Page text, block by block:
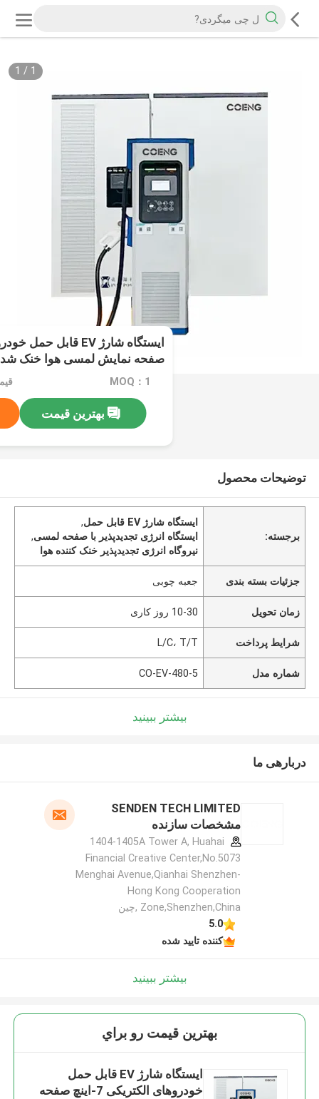
1
/
1
صفحه نمایش لمسی هوا خنک شده
پذیرMOQ：1 قیمت
بهترین قیمت
توضیحات محصول
برجسته:
ایستگاه شارژ EV قابل حمل
,
ایستگاه انرژی تجدیدپذیر با صفحه لمسی,
نیروگاه انرژی تجدیدپذیر خنک کننده هوا
جزئیات بسته بندی جعبه چوبی
زمان تحویل 10-30 روز کاری
شرایط پرداخت L/C، T/T
شماره مدل CO-EV-480-5
بیشتر ببینید
دربارهی ما
SENDEN TECH LIMITED
مشخصات سازنده
1404-1405A Tower A, Huahai
Financial Creative Center,No.5073
Menghai Avenue,Qianhai Shenzhen-
Hong Kong Cooperation
Zone,Shenzhen,China ,چین
5.0
کننده تایید شده
بیشتر ببینید
بهترين قيمت رو براي
ایستگاه شارژ EV قابل حمل
خودروهای الکتریکی 7-اینچ صفحه